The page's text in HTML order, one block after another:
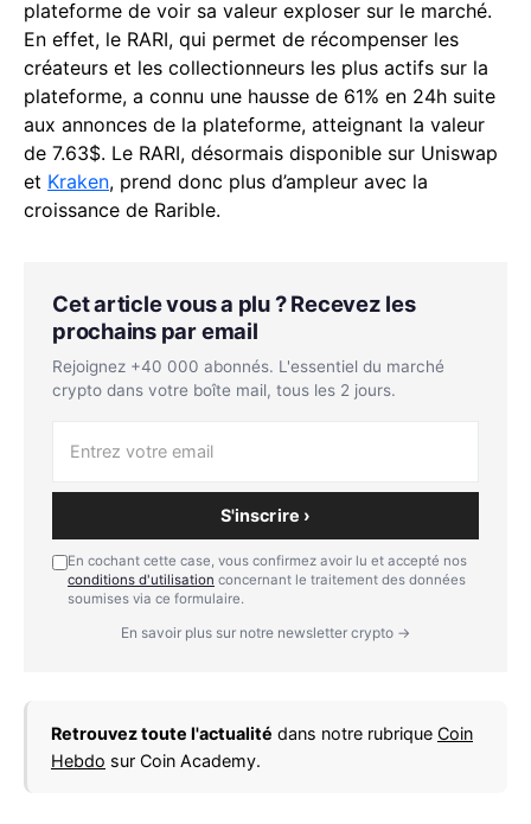
plateforme de voir sa valeur exploser sur le marché.
En effet, le RARI, qui permet de récompenser les
créateurs et les collectionneurs les plus actifs sur la
plateforme, a connu une hausse de 61% en 24h suite
aux annonces de la plateforme, atteignant la valeur
de 7.63$. Le RARI, désormais disponible sur Uniswap
et Kraken, prend donc plus d’ampleur avec la
croissance de Rarible.
Cet article vous a plu ? Recevez les
prochains par email
Rejoignez +40 000 abonnés. L'essentiel du marché
crypto dans votre boîte mail, tous les 2 jours.
S'inscrire ›
En cochant cette case, vous confirmez avoir lu et accepté nos
conditions d'utilisation concernant le traitement des données
soumises via ce formulaire.
En savoir plus sur notre newsletter crypto →
Retrouvez toute l'actualité dans notre rubrique Coin
Hebdo sur Coin Academy.